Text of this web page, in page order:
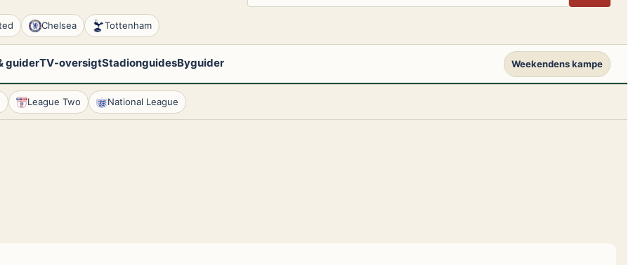
Chelsea Tottenham
guiderTV-oversigtStadionguidesByguider Weekendens kampe
League Two National League